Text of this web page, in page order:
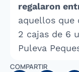
regalaron
aquellos que
2 cajas de 6
Puleva
COMPARTIR